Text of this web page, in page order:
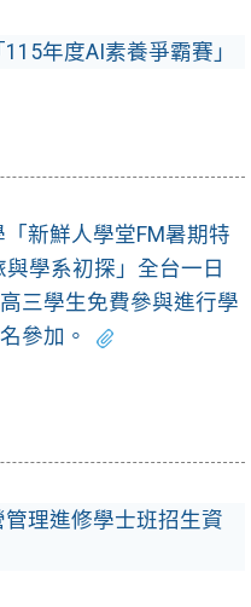
年度AI素養爭霸賽」
新鮮人學堂FM暑期特
學系初探」全台一日
三學生免費參與進行學
參加。
理進修學士班招生資